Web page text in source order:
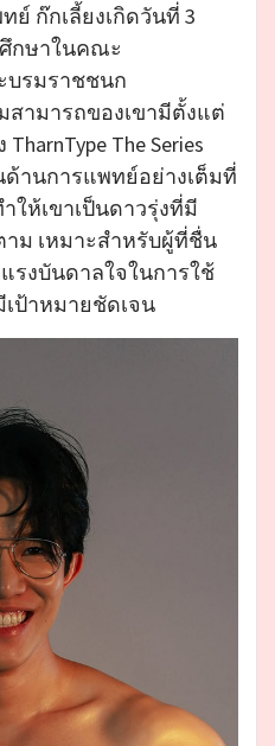
ก๊กเลี้ยงเกิดวันที่ 3
ศึกษาในคณะ
บรมราชชนก
ามารถของเขามีตั้งแต่
The Series
านการแพทย์อย่างเต็มที่
ห้เขาเป็นดาวรุ่งที่มี
ม เหมาะสำหรับผู้ที่ชื่น
รงบันดาลใจในการใช้
ป้าหมายชัดเจน